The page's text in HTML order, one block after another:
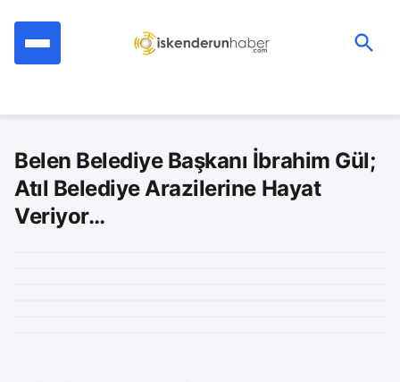
Belen Belediye Başkanı İbrahim Gül;
Atıl Belediye Arazilerine Hayat
Veriyor…